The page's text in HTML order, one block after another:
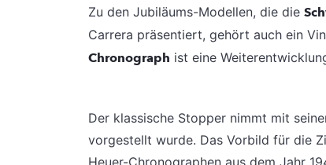
Zu den Jubiläums-Modellen, die die
Carrera präsentiert, gehört auch ein
Chronograph ist eine
Der klassische Stopper nimmt mit
vorgestellt wurde. Das Vorbild für die
Heuer-Chronographen aus dem Jahr